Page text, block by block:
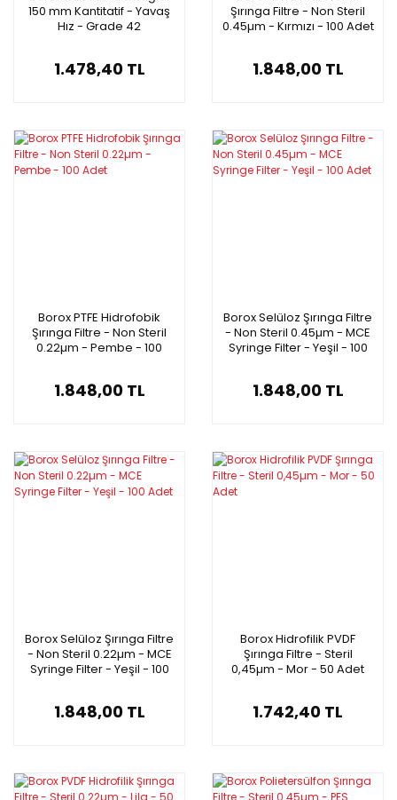
150 mm Kantitatif - Yavaş
Hız - Grade 42
1.478,40 TL
Şırınga Filtre - Non Steril
0.45µm - Kırmızı - 100 Adet
1.848,00 TL
Borox PTFE Hidrofobik
Şırınga Filtre - Non Steril
0.22µm - Pembe - 100
1.848,00 TL
Borox Selüloz Şırınga Filtre
- Non Steril 0.45µm - MCE
Syringe Filter - Yeşil - 100
1.848,00 TL
Borox Selüloz Şırınga Filtre
- Non Steril 0.22µm - MCE
Syringe Filter - Yeşil - 100
1.848,00 TL
Borox Hidrofilik PVDF
Şırınga Filtre - Steril
0,45µm - Mor - 50 Adet
1.742,40 TL